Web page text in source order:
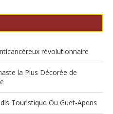
révolutionnaire
la Plus Décorée de
Touristique Ou Guet-Apens